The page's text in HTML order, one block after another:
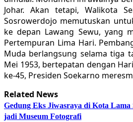
Johar. Akan tetapi, Walikota
Sosrowerdojo memutuskan
ke depan Lawang Sewu, yang
Pertempuran Lima Hari.
Muda berlangsung selama tiga
Mei 1953, bertepatan dengan
ke-45, Presiden Soekarno
Related News
Gedung Eks Jiwasraya di Kota
jadi Museum Fotografi